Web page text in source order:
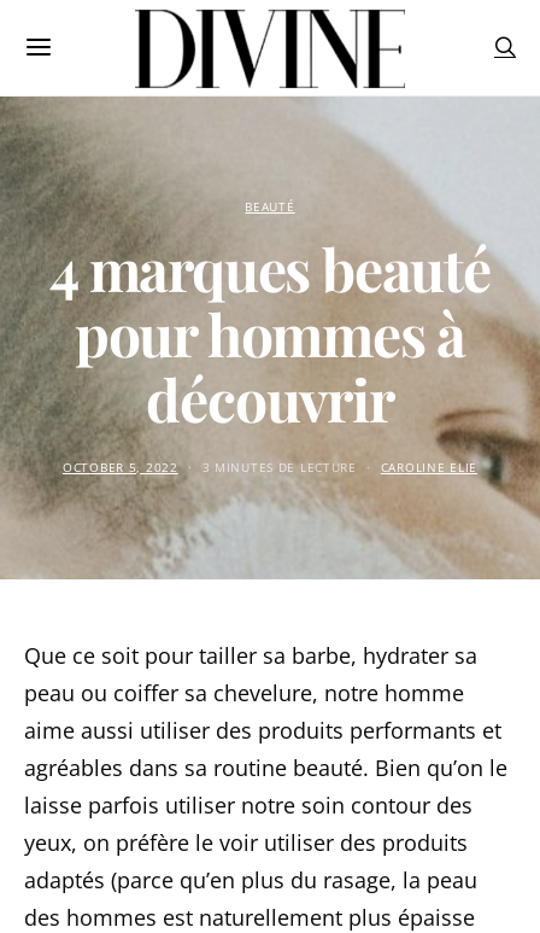
BEAUTÉ
4 marques beauté
pour hommes à
découvrir
OCTOBER 5, 2022 3 MINUTES DE LECTURE CAROLINE ELIE
Que ce soit pour tailler sa barbe, hydrater sa
peau ou coiffer sa chevelure, notre homme
aime aussi utiliser des produits performants et
agréables dans sa routine beauté. Bien qu’on le
laisse parfois utiliser notre soin contour des
yeux, on préfère le voir utiliser des produits
adaptés (parce qu’en plus du rasage, la peau
des hommes est naturellement plus épaisse